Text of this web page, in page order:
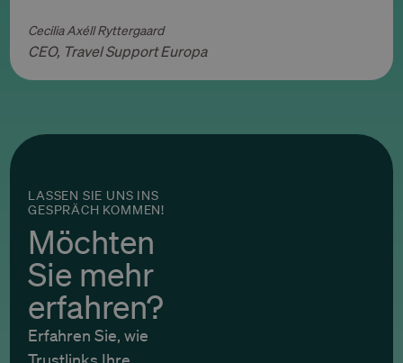
Cecilia Axéll Ryttergaard
CEO, Travel Support Europa
LASSEN SIE UNS INS
GESPRÄCH KOMMEN!
Möchten
Sie mehr
erfahren?
Erfahren Sie, wie